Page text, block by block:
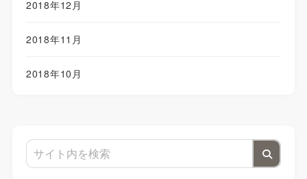
2018年12月
2018年11月
2018年10月